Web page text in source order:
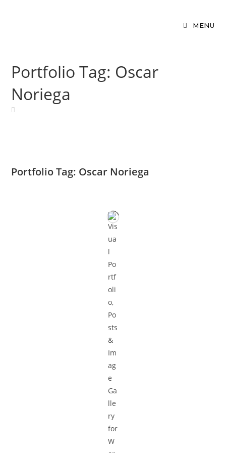
MENU
Portfolio Tag: Oscar
Noriega
Portfolio Tag: Oscar Noriega